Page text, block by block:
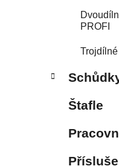
PROFI
Trojdílné
Štafle